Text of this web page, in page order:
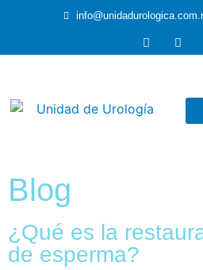
Blog
¿Qué es la
de esperma?